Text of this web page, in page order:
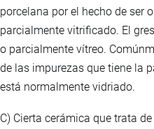
porcelana por el hecho de ser
parcialmente vitrificado. El
o parcialmente vítreo.
de las impurezas que tiene la
está normalmente vidriado.
C) Cierta cerámica que trata